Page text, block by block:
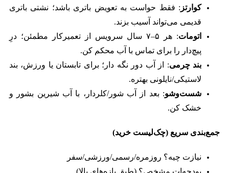
کوارتز : فقط حواست به تعویض باتری باشد؛ نشتی باتری
قدیمی می‌تواند آسیب بزند.
اتومات
: هر ۵–۷ سال سرویس از تعمیرکار مطمئن؛ درِ
پیچ‌دار را برای تماس با آب محکم کن.
بند چرمی: از آب دور نگه دار؛ برای تابستان یا ورزش، بند
لاستیکی/نایلونی بهتره.
شست‌وشو: بعد از آب شور/کلردار، با آب شیرین بشور و
خشک کن.
جمع‌بندی سریع (چک‌لیست خرید)
نیازت چیه؟ روزمره/رسمی/ورزشی/سفر
بودجه‌ات مشخص؟ (طبق بازه‌های بالا)